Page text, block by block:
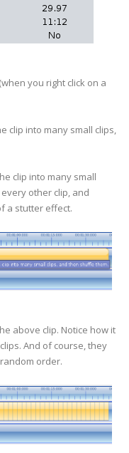
you right click on a
clip into many small clips,
clip into many small
other clip, and
a stutter effect.
above clip. Notice how it
And of course, they
order.